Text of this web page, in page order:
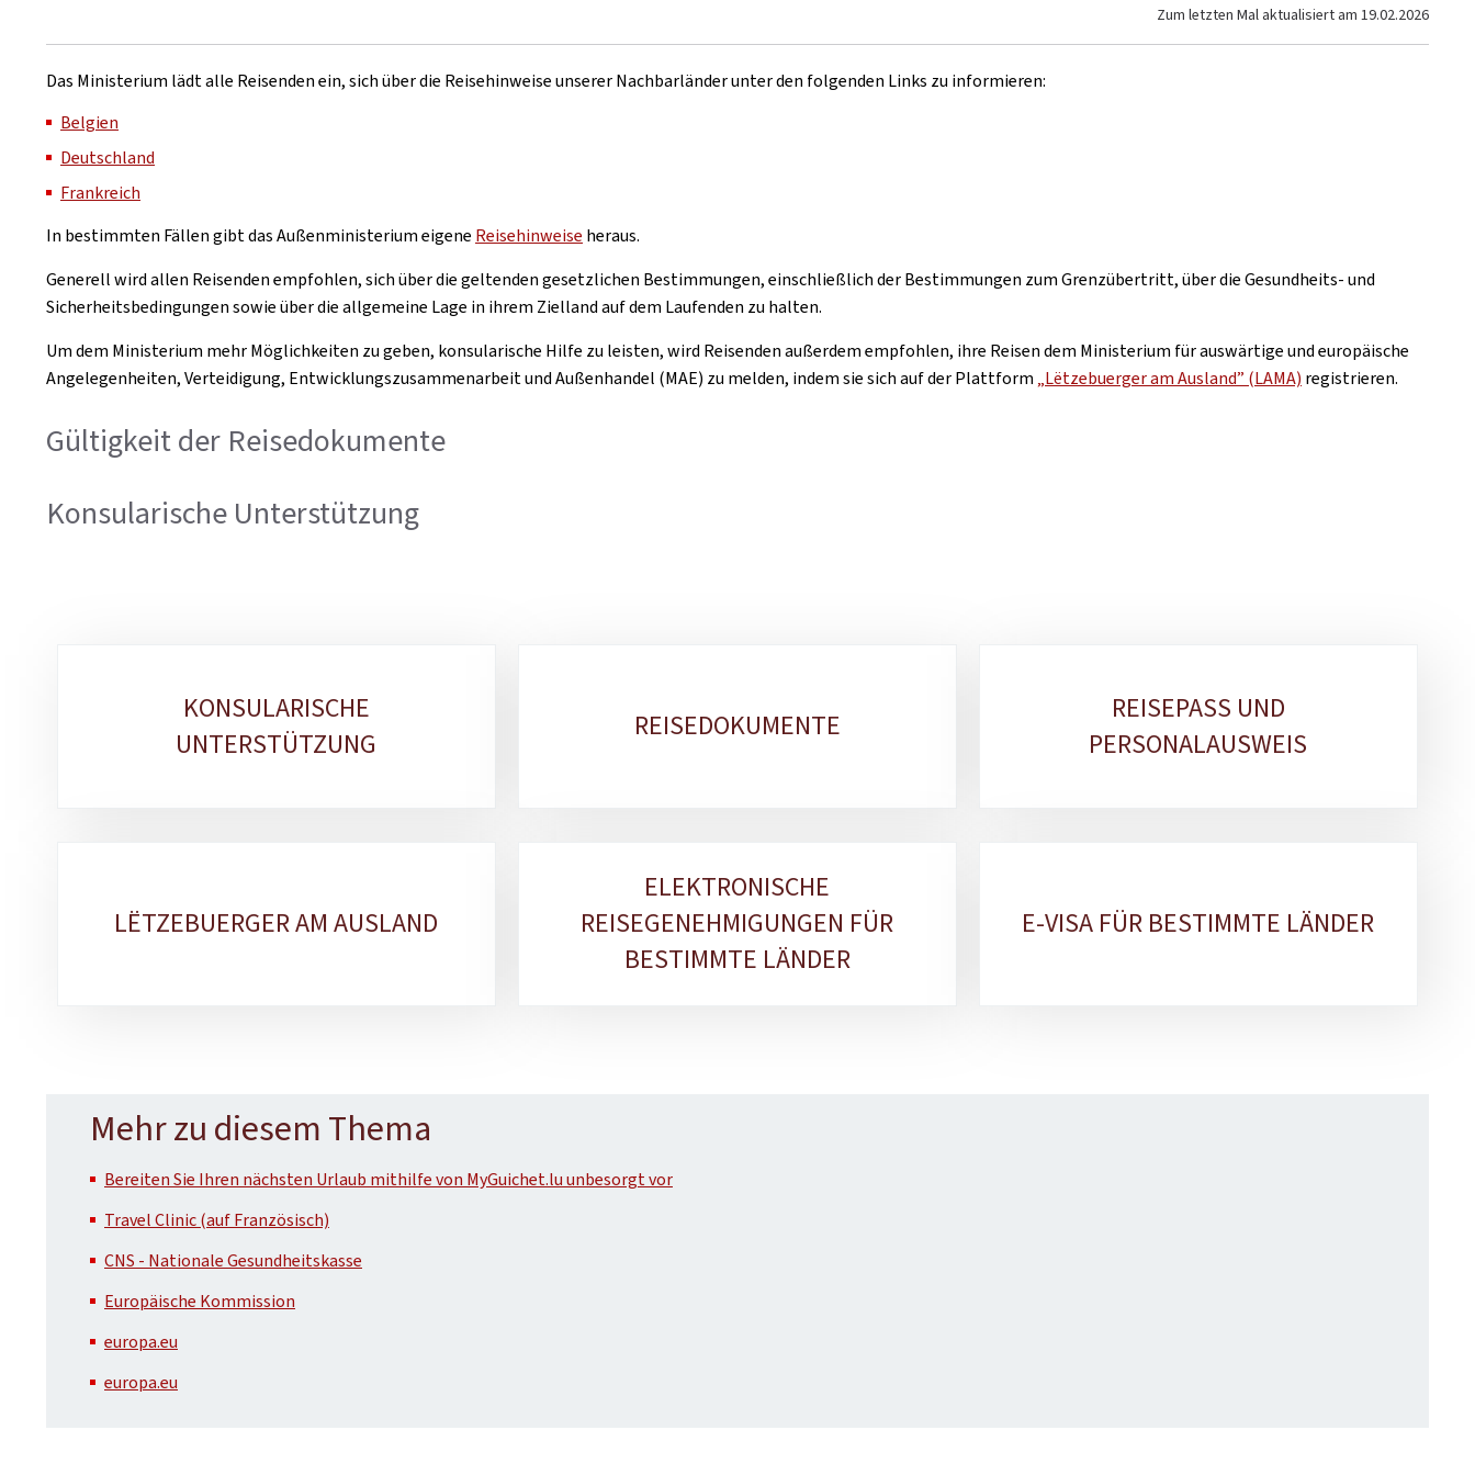
Zum letzten Mal aktualisiert am 19.02.2026
Das Ministerium lädt alle Reisenden ein, sich über die Reisehinweise unserer Nachbarländer unter den folgenden Links zu informieren:
Belgien
Deutschland
Frankreich
In bestimmten Fällen gibt das Außenministerium eigene Reisehinweise heraus.
Generell wird allen Reisenden empfohlen, sich über die geltenden gesetzlichen Bestimmungen, einschließlich der Bestimmungen zum Grenzübertritt, über die Gesundheits- und
Sicherheitsbedingungen sowie über die allgemeine Lage in ihrem Zielland auf dem Laufenden zu halten.
Um dem Ministerium mehr Möglichkeiten zu geben, konsularische Hilfe zu leisten, wird Reisenden außerdem empfohlen, ihre Reisen dem Ministerium für auswärtige und europäische
Angelegenheiten, Verteidigung, Entwicklungszusammenarbeit und Außenhandel (MAE) zu melden, indem sie sich auf der Plattform „Lëtzebuerger am Ausland” (LAMA) registrieren.
Gültigkeit der Reisedokumente
Konsularische Unterstützung
KONSULARISCHE
UNTERSTÜTZUNG
REISEDOKUMENTE
REISEPASS UND
PERSONALAUSWEIS
LËTZEBUERGER AM AUSLAND
ELEKTRONISCHE
REISEGENEHMIGUNGEN FÜR
BESTIMMTE LÄNDER
E-VISA FÜR BESTIMMTE LÄNDER
Mehr zu diesem Thema
Bereiten Sie Ihren nächsten Urlaub mithilfe von MyGuichet.lu unbesorgt vor
Travel Clinic (auf Französisch)
CNS - Nationale Gesundheitskasse
Europäische Kommission
europa.eu
europa.eu